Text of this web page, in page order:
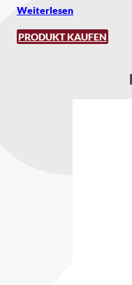
Weiterlesen
PRODUKT KAUFEN